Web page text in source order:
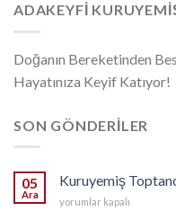
ADAKEYFI
Doğanın Bereketinden
Hayatınıza Keyif Katıyor!
SON GÖNDERILER
05
Ara
Kuruyemiş
Kuruyemiş
yorumlar kapalı